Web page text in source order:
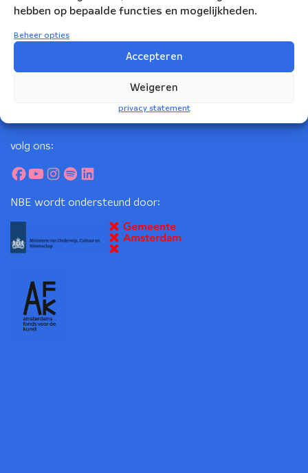
hebben op bepaalde functies en mogelijkheden.
Beheer opties
Accepteren
Weigeren
privacy statement
Nederlands Blazers Ensemble
Korte Leidsedwarsstraat 12
volg ons:
NBE wordt ondersteund door: